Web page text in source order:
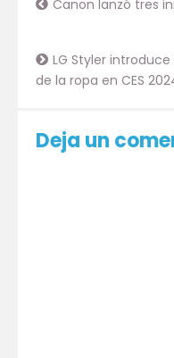
Canon lanzó tres
LG Styler
de la ropa en CES
Deja un